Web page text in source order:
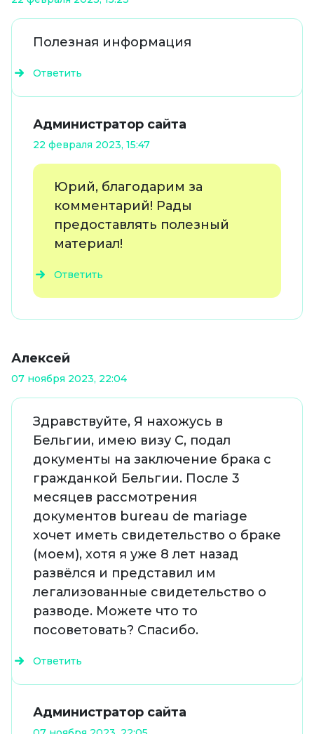
Полезная информация
Ответить
Администратор сайта
22 февраля 2023, 15:47
Юрий, благодарим за
комментарий! Рады
предоставлять полезный
материал!
Ответить
Алексей
07 ноября 2023, 22:04
Здравствуйте, Я нахожусь в
Бельгии, имею визу С, подал
документы на заключение брака с
гражданкой Бельгии. После 3
месяцев рассмотрения
документов bureau de mariage
хочет иметь свидетельство о браке
(моем), хотя я уже 8 лет назад
развёлся и представил им
легализованные свидетельство о
разводе. Можете что то
посоветовать? Спасибо.
Ответить
Администратор сайта